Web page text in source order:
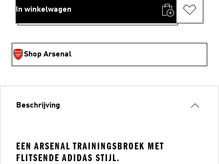
In winkelwagen
Shop Arsenal
Beschrijving
EEN ARSENAL TRAININGSBROEK MET
FLITSENDE ADIDAS STIJL.